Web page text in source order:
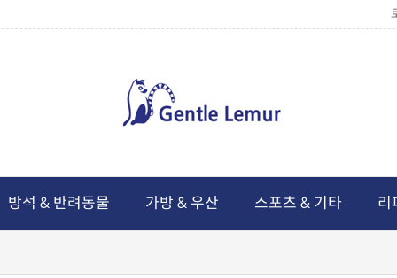
방석 & 반려동물 가방 & 우산 스포츠 & 기타 리